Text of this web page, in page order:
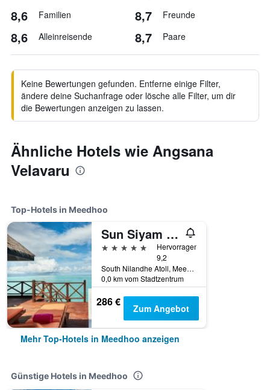
8,6 Familien 8,7 Freunde
8,6 Alleinreisende 8,7 Paare
Keine Bewertungen gefunden. Entferne einige Filter,
ändere deine Suchanfrage oder lösche alle Filter, um dir
die Bewertungen anzeigen zu lassen.
Ähnliche Hotels wie Angsana
Velavaru
Top-Hotels in Meedhoo
Sun Siyam Vilu Reef Maldives
5 Sterne
Hervorragend
9,2
South Nilandhe Atoll, Meedhoo, Malediven
0,0 km vom Stadtzentrum
286 € Zum Angebot
Mehr Top-Hotels in Meedhoo anzeigen
Günstige Hotels in Meedhoo